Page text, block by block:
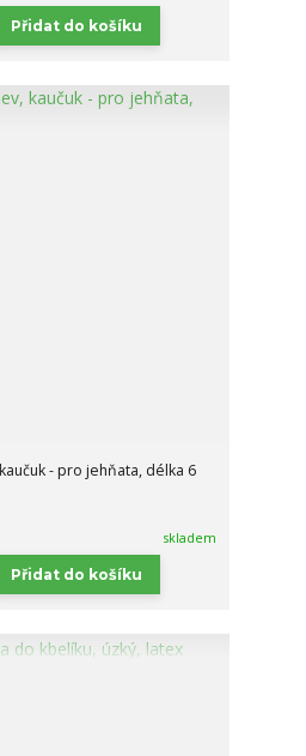
Přidat do košíku
- pro jehňata, délka 6
skladem
Přidat do košíku